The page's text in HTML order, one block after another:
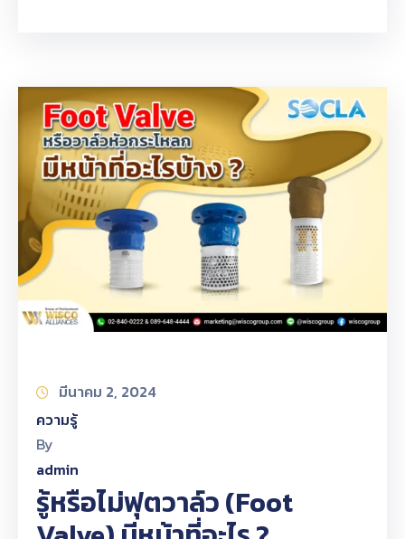
มีนาคม 2, 2024
ความรู้
By
admin
รู้หรือไม่ฟุตวาล์ว (Foot